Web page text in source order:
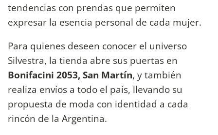
tendencias con prendas que permiten
expresar la esencia personal de cada mujer.
Para quienes deseen conocer el universo
Silvestra, la tienda abre sus puertas en
Bonifacini 2053, San Martín, y también
realiza envíos a todo el país, llevando su
propuesta de moda con identidad a cada
rincón de la Argentina.